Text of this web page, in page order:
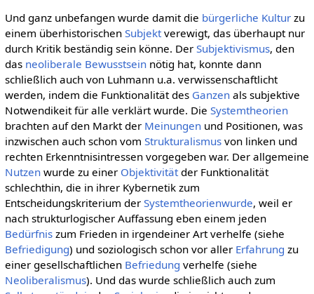
Und ganz unbefangen wurde damit die bürgerliche Kulturzu
einem überhistorischen Subjektverewigt, das überhaupt nur
durch Kritik beständig sein könne. Der Subjektivismus, den
das neoliberale Bewusstseinnötig hat, konnte dann
schließlich auch von Luhmann u.a. verwissenschaftlicht
werden, indem die Funktionalität des Ganzenals subjektive
Notwendikeit für alle verklärt wurde. Die Systemtheorien
brachten auf den Markt der Meinungenund Positionen, was
inzwischen auch schon vom Strukturalismusvon linken und
rechten Erkenntnisintressen vorgegeben war. Der allgemeine
Nutzenwurde zu einer Objektivitätder Funktionalität
schlechthin, die in ihrer Kybernetik zum
Entscheidungskriterium der Systemtheorienwurde, weil er
nach strukturlogischer Auffassung eben einem jeden
Bedürfniszum Frieden in irgendeiner Art verhelfe (siehe
Befriedigung) und soziologisch schon vor aller Erfahrung zu
einer gesellschaftlichen Befriedung verhelfe (siehe
Neoliberalismus). Und das wurde schließlich auch zum